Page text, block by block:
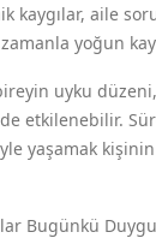
kaygılar, aile
yoğun
uyku
etkilenebilir.
yaşamak
Bugünkü